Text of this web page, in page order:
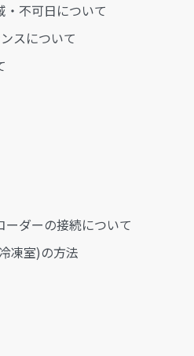
・不可日について
スについて
ダーの接続について
凍室)の方法